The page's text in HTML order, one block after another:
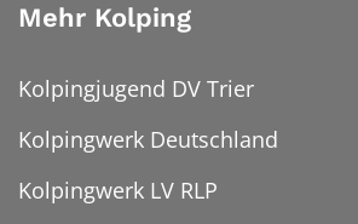
Mehr Kolping
Kolpingjugend DV Trier
Kolpingwerk Deutschland
Kolpingwerk LV RLP